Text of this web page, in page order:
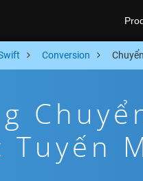
Conversion
Tuyến